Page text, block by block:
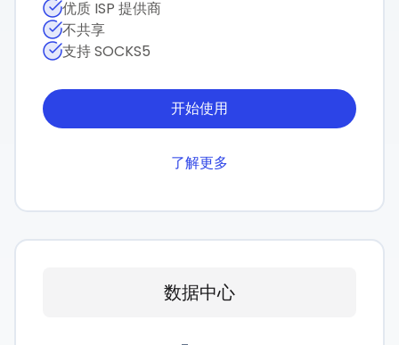
优质 ISP 提供商
不共享
支持 SOCKS5
开始使用
了解更多
数据中心